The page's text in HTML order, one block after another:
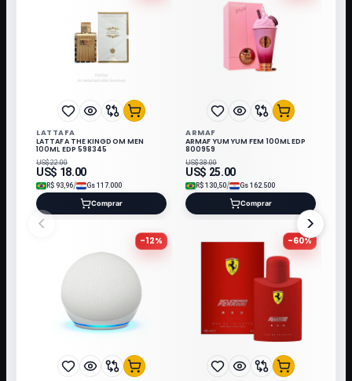
<
LATTAFA
LATTAFA THE KINGDOM MEN
100ML EDP 598345
US$22.00
US$ 18.00
R$ 93,96/ Gs 117.000
Comprar
ARMAF
ARMAF YUM YUM FEM 100ML EDP
800959
US$38.00
US$ 25.00
R$ 130,50/ Gs 162.500
Comprar
-12% -60%
>